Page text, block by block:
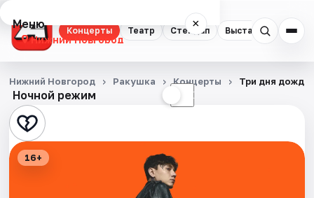
Концерты Театр Стендап Выставки
Меню ×
Нижний Новгород
Концерты
Театр
Стендап
Ночной режим ☾
Нижний Новгород Ракушка Концерты Три дня дождя
16+